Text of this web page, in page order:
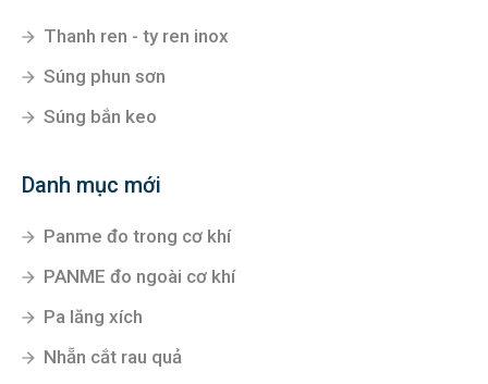
Thanh ren - ty ren inox
Súng phun sơn
Súng bắn keo
Danh mục mới
Panme đo trong cơ khí
PANME đo ngoài cơ khí
Pa lăng xích
Nhẵn cắt rau quả